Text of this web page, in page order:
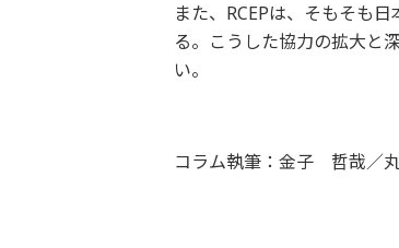
また、RCEPは、そもそも
る。こうした協力の拡大と
い。
コラム執筆：金子 哲哉／